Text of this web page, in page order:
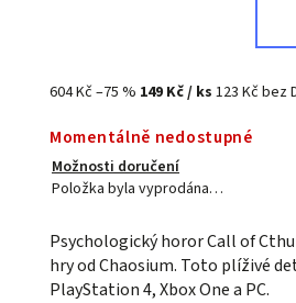
604 Kč–75 % 149 Kč/ ks123 Kč bez
Momentálně nedostupné
Možnosti doručení
Položka byla vyprodána…
Psychologický horor Call of
hry od Chaosium. Toto plíživé
PlayStation 4, Xbox One a PC.